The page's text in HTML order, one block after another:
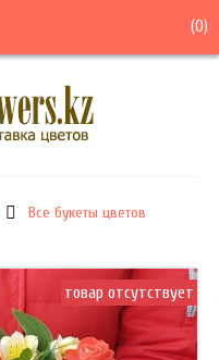
(0)
Все букеты цветов
товар отсутствует